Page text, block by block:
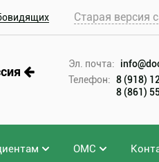
Старая версия
Эл. почта:
Телефон: 8 (918)
8 (861)
ОМС